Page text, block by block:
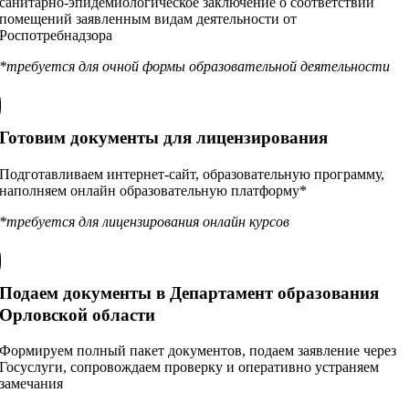
помещений заявленным видам деятельности от
Роспотребнадзора
*требуется для очной формы образовательной деятельности
Готовим документы для лицензирования
Подготавливаем интернет-сайт, образовательную программу,
наполняем онлайн образовательную платформу*
*требуется для лицензирования онлайн курсов
Подаем документы в Департамент образования
Орловской области
Формируем полный пакет документов, подаем заявление через
Госуслуги, сопровождаем проверку и оперативно устраняем
замечания